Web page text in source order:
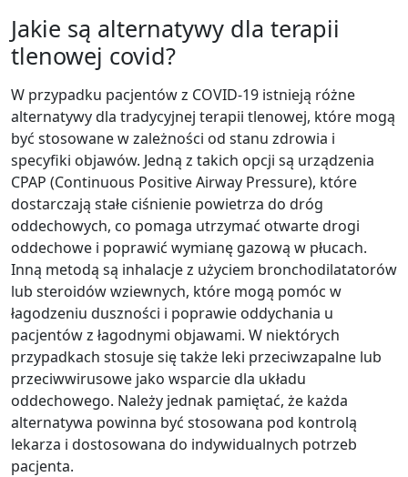
Jakie są alternatywy dla terapii
tlenowej covid?
W przypadku pacjentów z COVID-19 istnieją różne
alternatywy dla tradycyjnej terapii tlenowej, które mogą
być stosowane w zależności od stanu zdrowia i
specyfiki objawów. Jedną z takich opcji są urządzenia
CPAP (Continuous Positive Airway Pressure), które
dostarczają stałe ciśnienie powietrza do dróg
oddechowych, co pomaga utrzymać otwarte drogi
oddechowe i poprawić wymianę gazową w płucach.
Inną metodą są inhalacje z użyciem bronchodilatatorów
lub steroidów wziewnych, które mogą pomóc w
łagodzeniu duszności i poprawie oddychania u
pacjentów z łagodnymi objawami. W niektórych
przypadkach stosuje się także leki przeciwzapalne lub
przeciwwirusowe jako wsparcie dla układu
oddechowego. Należy jednak pamiętać, że każda
alternatywa powinna być stosowana pod kontrolą
lekarza i dostosowana do indywidualnych potrzeb
pacjenta.